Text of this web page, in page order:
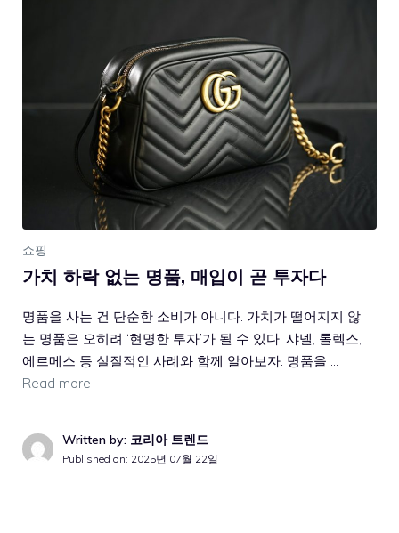
쇼핑
가치 하락 없는 명품, 매입이 곧 투자다
명품을 사는 건 단순한 소비가 아니다. 가치가 떨어지지 않
는 명품은 오히려 ‘현명한 투자’가 될 수 있다. 샤넬, 롤렉스,
에르메스 등 실질적인 사례와 함께 알아보자. 명품을 …
Read more
Written by: 코리아 트렌드
Published on: 2025년 07월 22일